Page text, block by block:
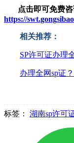
点击即可免费咨
https://
相关推荐：
SP许可证办理
办理全网sp证
标签： 湖南sp许可